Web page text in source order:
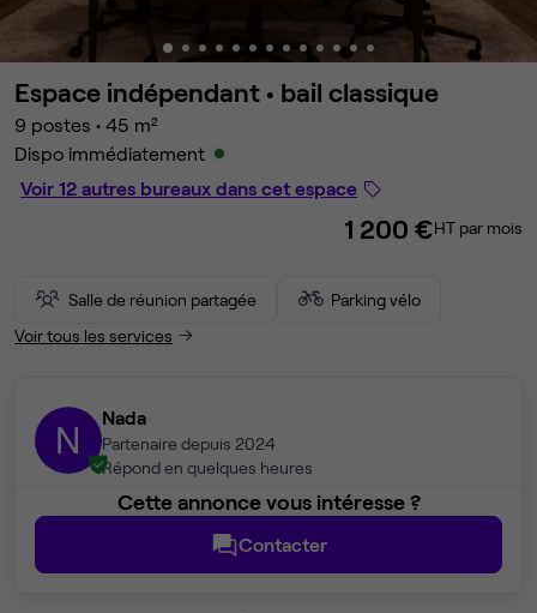
Espace indépendant • bail classique
9 postes • 45 m²
Dispo immédiatement
Voir 12 autres bureaux dans cet espace
1 200 €HT par mois
Salle de réunion partagée
Parking vélo
Voir tous les services
N Nada
Partenaire depuis 2024
Répond en quelques heures
Cette annonce vous intéresse ?
Contacter